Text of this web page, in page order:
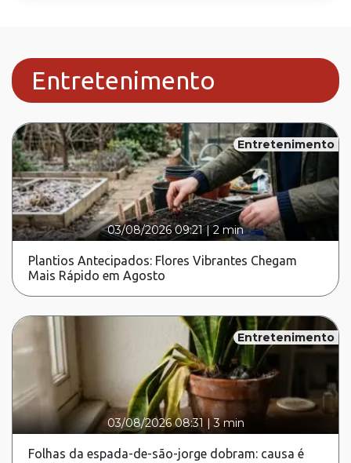
Entretenimento
Entretenimento
03/08/2026 09:21|2 min
Plantios Antecipados: Flores Vibrantes Chegam
Mais Rápido em Agosto
Entretenimento
03/08/2026 08:31 |3 min
Folhas da espada-de-são-jorge dobram: causa é